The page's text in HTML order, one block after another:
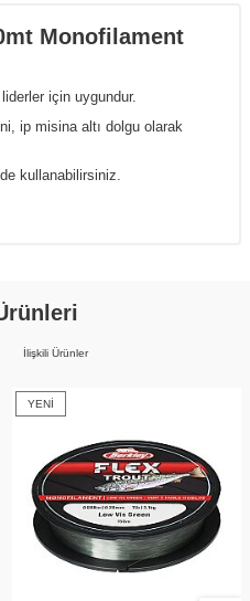
Monofilament
için uygundur.
ip misina altı dolgu olarak
kullanabilirsiniz.
İlişkili Ürünler
YENI